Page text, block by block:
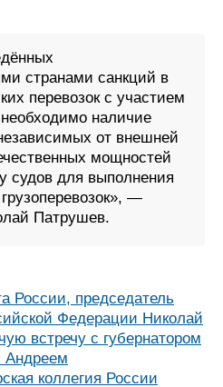
странами санкций в
перевозок с участием
наличие
от внешней
мощностей
судов для выполнения
—
Патрушев.